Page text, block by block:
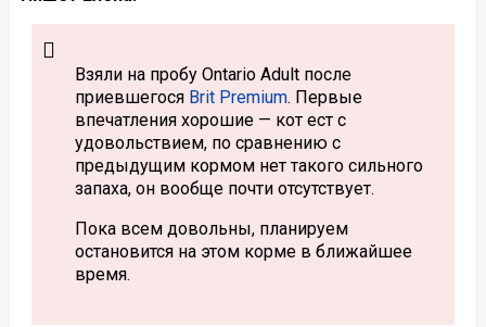
Взяли на пробу Ontario Adult после
приевшегося Brit Premium. Первые
впечатления хорошие — кот ест с
удовольствием, по сравнению с
предыдущим кормом нет такого сильного
запаха, он вообще почти отсутствует.
Пока всем довольны, планируем
остановится на этом корме в ближайшее
время.